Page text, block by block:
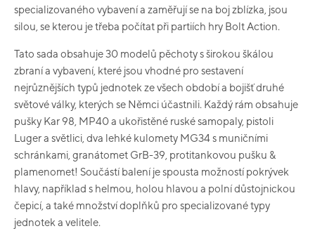
specializovaného vybavení a zaměřují se na boj zblízka, jsou
silou, se kterou je třeba počítat při partiích hry Bolt Action.
Tato sada obsahuje 30 modelů pěchoty s širokou škálou
zbraní a vybavení, které jsou vhodné pro sestavení
nejrůznějších typů jednotek ze všech období a bojišť druhé
světové války, kterých se Němci účastnili. Každý rám obsahuje
pušky Kar 98, MP40 a ukořistěné ruské samopaly, pistoli
Luger a světlici, dva lehké kulomety MG34 s muničními
schránkami, granátomet GrB-39, protitankovou pušku &
plamenomet! Součástí balení je spousta možností pokrývek
hlavy, například s helmou, holou hlavou a polní důstojnickou
čepicí, a také množství doplňků pro specializované typy
jednotek a velitele.